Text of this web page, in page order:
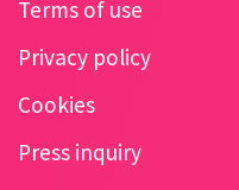
Terms of use
Privacy policy
Cookies
Press inquiry